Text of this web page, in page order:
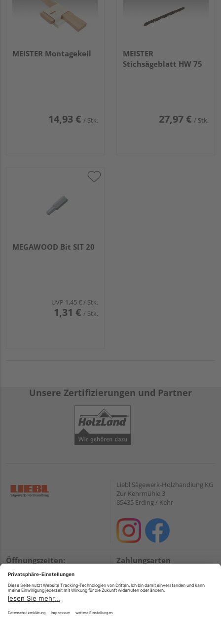
MEISTER Montagekeil
14,93 € / Stk.
MEISTER
Stichsägeblatt HW 75
27,97 € / Stk.
MEGAWOOD Bit SIT 20
UVP 1,45 €/ Stk.
1,31 € / Stk.
Unsere Zertifizierungen und Partner
Liebl Sägewerk-Holzhandlung KG
Zur Kehrmühle 3
85435 Erding / Kehr
Öffnungszeiten:
Mo. – Fr.07:00 – 12:00 und
13:00 – 18:00
Sa.09:00 – 12:00
Wir helfen Ihnen gerne
Zahlungsarten
Onlineüberweisung